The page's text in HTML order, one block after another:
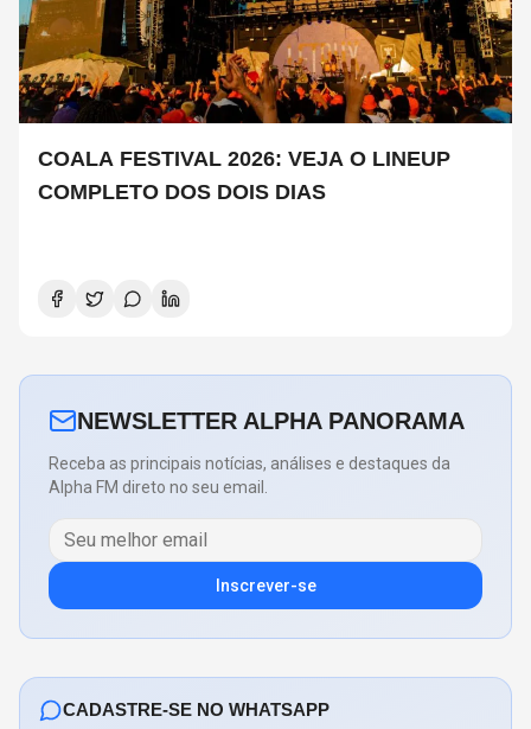
COALA FESTIVAL 2026: VEJA O LINEUP
COMPLETO DOS DOIS DIAS
NEWSLETTER ALPHA PANORAMA
Receba as principais notícias, análises e destaques da
Alpha FM direto no seu email.
Inscrever-se
CADASTRE-SE NO WHATSAPP